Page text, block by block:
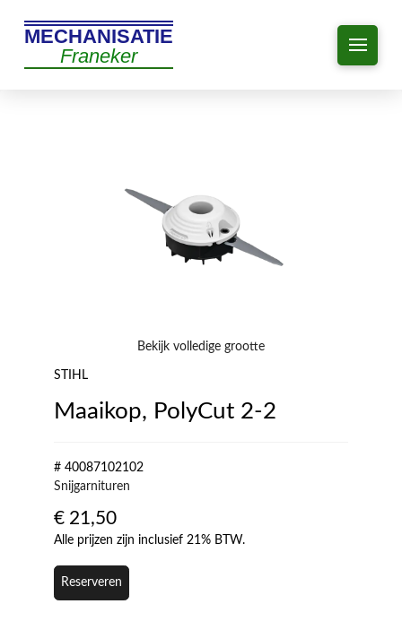
MECHANISATIE
Franeker
Bekijk volledige grootte
STIHL
Maaikop, PolyCut 2-2
# 40087102102
Snijgarnituren
€ 21,50
Alle prijzen zijn inclusief 21% BTW.
Reserveren